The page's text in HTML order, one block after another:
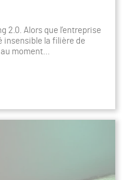
2.0. Alors que l’entreprise
insensible la filière de
moment…